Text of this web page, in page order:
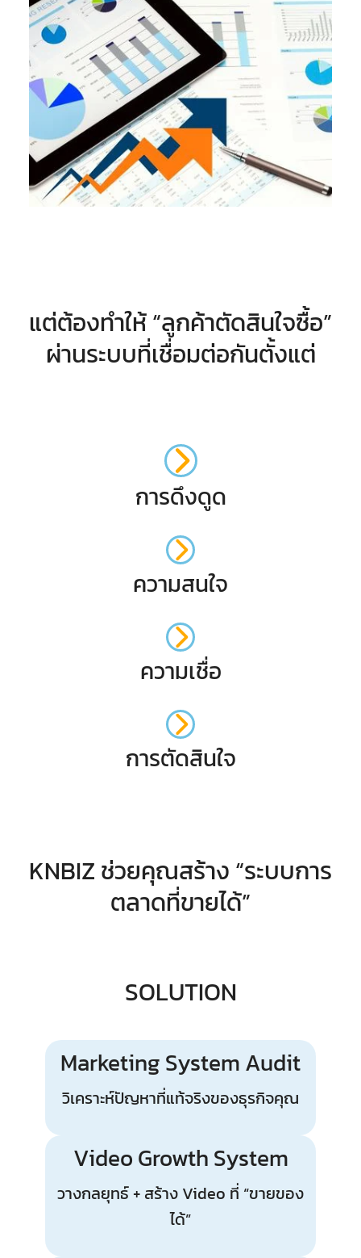
แต่ต้องทำให้ “ลูกค้าตัดสินใจซื้อ”
ผ่านระบบที่เชื่อมต่อกันตั้งแต่
การดึงดูด
ความสนใจ
ความเชื่อ
การตัดสินใจ
KNBIZ ช่วยคุณสร้าง “ระบบการ
ตลาดที่ขายได้”
SOLUTION
Marketing System Audit
วิเคราะห์ปัญหาที่แท้จริงของธุรกิจคุณ
Video Growth System
วางกลยุทธ์ + สร้าง Video ที่ “ขายของ
ได้”